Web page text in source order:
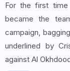
For the first time
became the
campaign,
underlined by
against Al